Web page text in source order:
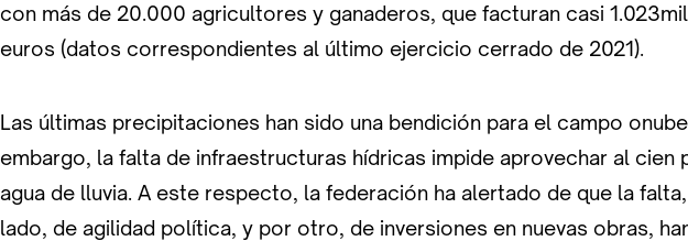
con más de 20.000 agricultores y ganaderos, que facturan casi
euros (datos correspondientes al último ejercicio cerrado de 2021).
Las últimas precipitaciones han sido una bendición para el campo
embargo, la falta de infraestructuras hídricas impide aprovechar al cien
agua de lluvia. A este respecto, la federación ha alertado de que la
lado, de agilidad política, y por otro, de inversiones en nuevas obras,